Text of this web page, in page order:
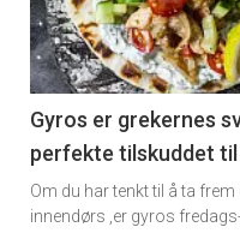
-
section
11
Dagens
rett
Gyros er grekernes
perfekte tilskuddet
Om du har tenkt til å ta
innendørs ,er gyros